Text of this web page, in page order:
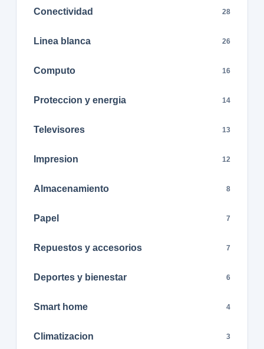
Conectividad 28
Linea blanca 26
Computo 16
Proteccion y energia 14
Televisores 13
Impresion 12
Almacenamiento 8
Papel 7
Repuestos y accesorios 7
Deportes y bienestar 6
Smart home 4
Climatizacion 3